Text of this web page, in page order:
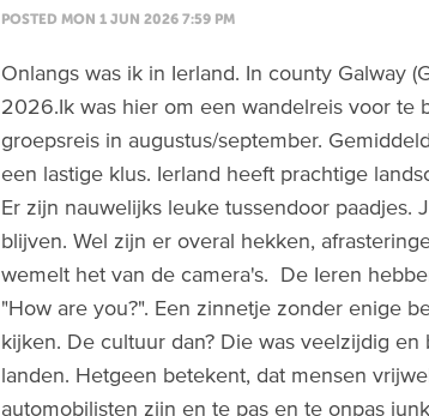
POSTED MON 1 JUN 2026 7:59 PM
Onlangs was ik in Ierland. In county Galway
2026.Ik was hier om een wandelreis voor te
groepsreis in augustus/september.
een lastige klus. Ierland heeft prachtige
Er zijn nauwelijks leuke tussendoor
blijven. Wel zijn er overal hekken,
wemelt het van de camera's. De Ieren
"How are you?". Een zinnetje zonder enige
kijken. De cultuur dan? Die was veelzijdig
landen. Hetgeen betekent, dat mensen
automobilisten zijn en te pas en te onpas